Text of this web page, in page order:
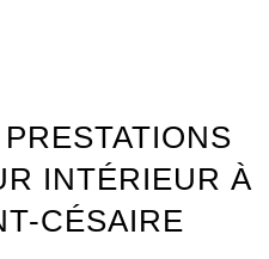
INTÉRIEUR À
CÉSAIRE